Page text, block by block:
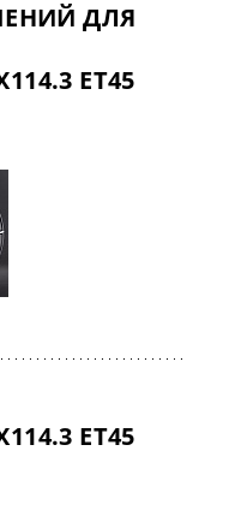
ДЛЯ
ET45
ET45